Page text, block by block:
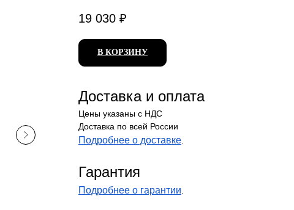
19 030 ₽
В КОРЗИНУ
Доставка и оплата
Цены указаны с НДС
Доставка по всей России
Подробнее о доставке.
Гарантия
Подробнее о гарантии.